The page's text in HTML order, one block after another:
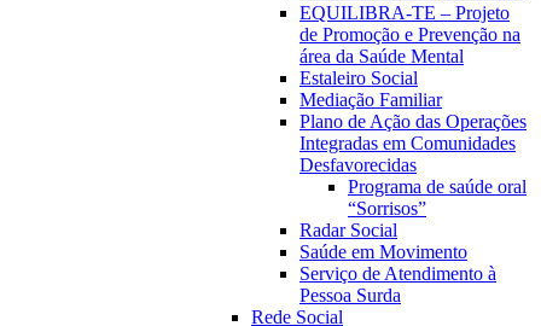
EQUILIBRA-TE – Projeto
de Promoção e Prevenção na
área da Saúde Mental
Estaleiro Social
Mediação Familiar
Plano de Ação das Operações
Integradas em Comunidades
Desfavorecidas
Programa de saúde oral
“Sorrisos”
Radar Social
Saúde em Movimento
Serviço de Atendimento à
Pessoa Surda
Rede Social